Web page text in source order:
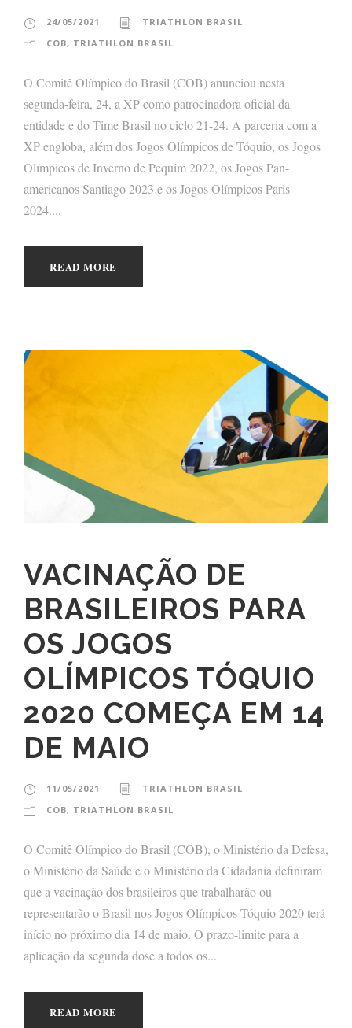
24/05/2021
TRIATHLON BRASIL
COB, TRIATHLON BRASIL
O Comitê Olímpico do Brasil (COB) anunciou nesta
segunda-feira, 24, a XP como patrocinadora oficial da
entidade e do Time Brasil no ciclo 21-24. A parceria com a
XP engloba, além dos Jogos Olímpicos de Tóquio, os Jogos
Olímpicos de Inverno de Pequim 2022, os Jogos Pan-
americanos Santiago 2023 e os Jogos Olímpicos Paris
2024....
READ MORE
VACINAÇÃO DE
BRASILEIROS PARA
OS JOGOS
OLÍMPICOS TÓQUIO
2020 COMEÇA EM 14
DE MAIO
11/05/2021
TRIATHLON BRASIL
COB, TRIATHLON BRASIL
O Comitê Olímpico do Brasil (COB), o Ministério da Defesa,
o Ministério da Saúde e o Ministério da Cidadania definiram
que a vacinação dos brasileiros que trabalharão ou
representarão o Brasil nos Jogos Olímpicos Tóquio 2020 terá
início no próximo dia 14 de maio. O prazo-limite para a
aplicação da segunda dose a todos os...
READ MORE